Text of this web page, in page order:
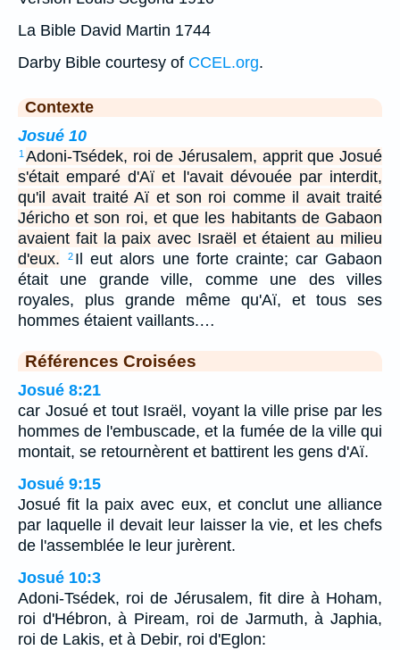
La Bible David Martin 1744
Darby Bible courtesy of CCEL.org.
Contexte
Josué 10
1 Adoni-Tsédek, roi de Jérusalem, apprit que Josué
s'était emparé d'Aï et l'avait dévouée par interdit,
qu'il avait traité Aï et son roi comme il avait traité
Jéricho et son roi, et que les habitants de Gabaon
avaient fait la paix avec Israël et étaient au milieu
d'eux.
2 Il eut alors une forte crainte; car Gabaon
était une grande ville, comme une des villes
royales, plus grande même qu'Aï, et tous ses
hommes étaient vaillants.…
Références Croisées
Josué 8:21
car Josué et tout Israël, voyant la ville prise par les
hommes de l'embuscade, et la fumée de la ville qui
montait, se retournèrent et battirent les gens d'Aï.
Josué 9:15
Josué fit la paix avec eux, et conclut une alliance
par laquelle il devait leur laisser la vie, et les chefs
de l'assemblée le leur jurèrent.
Josué 10:3
Adoni-Tsédek, roi de Jérusalem, fit dire à Hoham,
roi d'Hébron, à Piream, roi de Jarmuth, à Japhia,
roi de Lakis, et à Debir, roi d'Eglon: